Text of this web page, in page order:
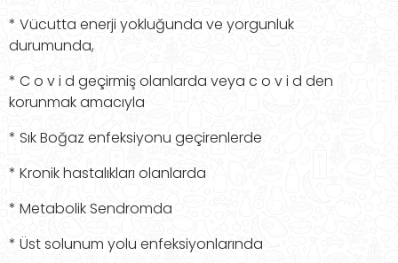
* Vücutta enerji yokluğunda ve yorgunluk
durumunda,
* C o v i d geçirmiş olanlarda veya c o v i d den
korunmak amacıyla
* Sık Boğaz enfeksiyonu geçirenlerde
* Kronik hastalıkları olanlarda
* Metabolik Sendromda
* Üst solunum yolu enfeksiyonlarında